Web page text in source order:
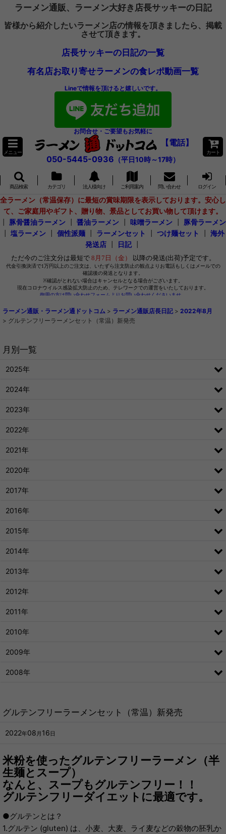
ラーメン通販、ラーメン大好き店長サッキーの日記
皆様から紹介したいラーメン店の情報を頂きましたら、掲載
させて頂きます。
店長サッキーの日記の一覧
有名店お取り寄せラーメンの食レポ動画一覧
Lineで情報を頂けると嬉しいです。
お問合せ・ご要望もお気軽に
メニュー
【電話】
050-5445-0936 （平日10時～17時）
カート
商品検索 カテゴリ 法人様向け ご利用案内 問い合わせ ログイン
全ラーメン（常温保存）に最短の賞味期限を表示しております。安心し
て、ご家庭用やギフト、贈り物、景品としてお買い物して頂けます。
豚骨醤油ラーメン 醤油ラーメン 味噌ラーメン
豚骨ラーメン
塩ラーメン 個性派麺 ラーメンセット つけ麺セット
海外
発送店
日記┃
ラーメン通販・ラーメン通ドットコム > ラーメン通販店長日記 > 2022年8月
> グルテンフリーラーメンセット（常温）新発売
グルテンフリーラーメンセット（常温）新発売
2022年08 月 16 日
米粉を使ったグルテンフリーラーメン（半
生麺とスープ）
なんと、スープもグルテンフリー！！
グルテンフリーダイエットに最適です。
●グルテンとは？
1.グルテン (gluten) は、小麦、大麦、ライ麦などの穀物の胚乳か
月別一覧
2025年
2024年
2023年
2022年
2021年
2020年
2017年
2016年
2015年
2014年
2013年
2012年
2011年
2010年
2009年
2008年